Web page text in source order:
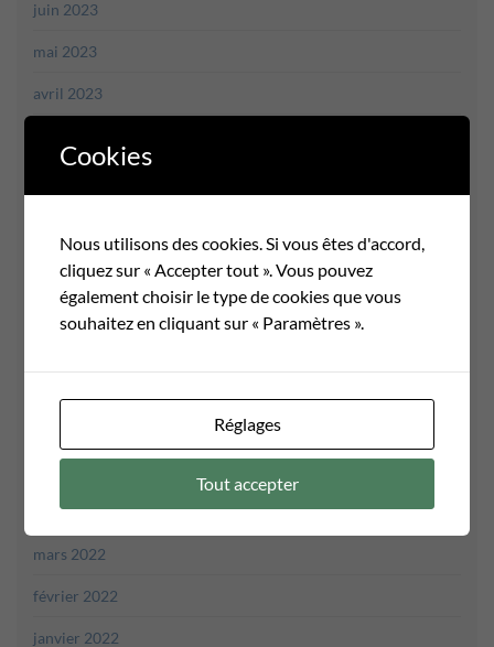
juin 2023
mai 2023
avril 2023
décembre 2022
novembre 2022
avril 2022
mars 2022
février 2022
janvier 2022
Cookies
Nous utilisons des cookies. Si vous êtes d'accord,
cliquez sur « Accepter tout ». Vous pouvez
également choisir le type de cookies que vous
souhaitez en cliquant sur « Paramètres ».
Réglages
Tout accepter